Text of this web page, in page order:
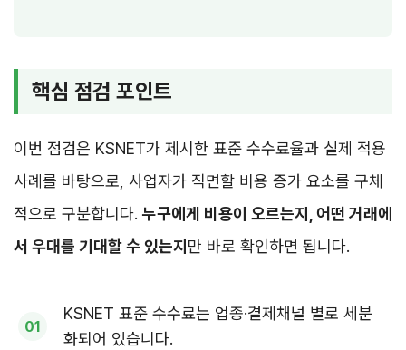
핵심 점검 포인트
이번 점검은 KSNET가 제시한 표준 수수료율과 실제 적용
사례를 바탕으로, 사업자가 직면할 비용 증가 요소를 구체
적으로 구분합니다. 누구에게 비용이 오르는지, 어떤 거래에
서 우대를 기대할 수 있는지 만 바로 확인하면 됩니다.
KSNET 표준 수수료는 업종·결제채널 별로 세분
화되어 있습니다.